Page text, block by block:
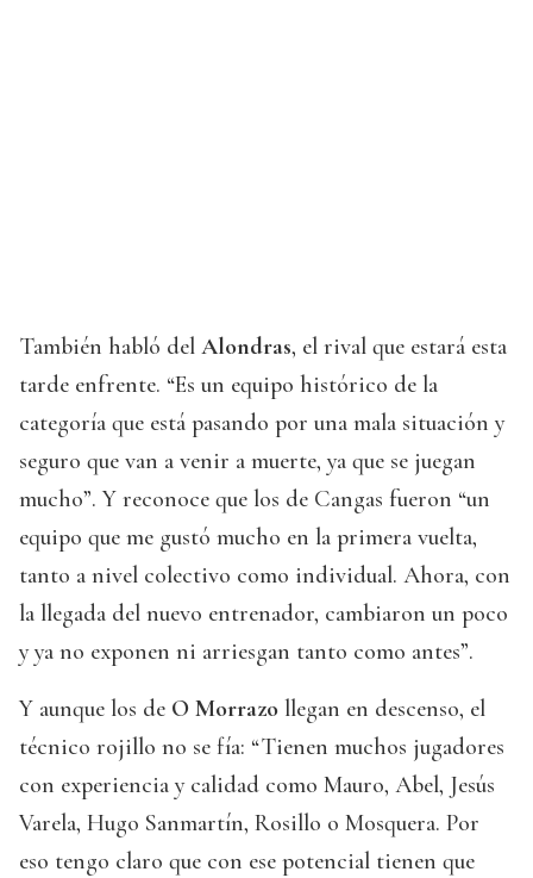
También habló del Alondras, el rival que estará esta
tarde enfrente. “Es un equipo histórico de la
categoría que está pasando por una mala situación y
seguro que van a venir a muerte, ya que se juegan
mucho”. Y reconoce que los de Cangas fueron “un
equipo que me gustó mucho en la primera vuelta,
tanto a nivel colectivo como individual. Ahora, con
la llegada del nuevo entrenador, cambiaron un poco
y ya no exponen ni arriesgan tanto como antes”.
Y aunque los de O Morrazo llegan en descenso, el
técnico rojillo no se fía: “Tienen muchos jugadores
con experiencia y calidad como Mauro, Abel, Jesús
Varela, Hugo Sanmartín, Rosillo o Mosquera. Por
eso tengo claro que con ese potencial tienen que